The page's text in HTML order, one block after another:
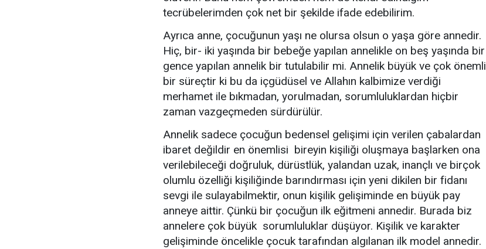
tecrübelerimden çok net bir şekilde ifade edebilirim.
Ayrıca anne, çocuğunun yaşı ne olursa olsun o yaşa göre annedir.
Hiç, bir- iki yaşında bir bebeğe yapılan annelikle on beş yaşında bir
gence yapılan annelik bir tutulabilir mi. Annelik büyük ve çok önemli
bir süreçtir ki bu da içgüdüsel ve Allahın kalbimize verdiği
merhamet ile bıkmadan, yorulmadan, sorumluluklardan hiçbir
zaman vazgeçmeden sürdürülür.
Annelik sadece çocuğun bedensel gelişimi için verilen çabalardan
ibaret değildir en önemlisi bireyin kişiliği oluşmaya başlarken ona
verilebileceği doğruluk, dürüstlük, yalandan uzak, inançlı ve birçok
olumlu özelliği kişiliğinde barındırması için yeni dikilen bir fidanı
sevgi ile sulayabilmektir, onun kişilik gelişiminde en büyük pay
anneye aittir. Çünkü bir çocuğun ilk eğitmeni annedir. Burada biz
annelere çok büyük sorumluluklar düşüyor. Kişilik ve karakter
gelişiminde öncelikle çocuk tarafından algılanan ilk model annedir.